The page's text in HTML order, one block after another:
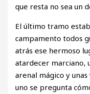
que resta no sea un
El último tramo
campamento todos
atrás ese hermoso
atardecer marciano,
arenal mágico y
uno se pregunta